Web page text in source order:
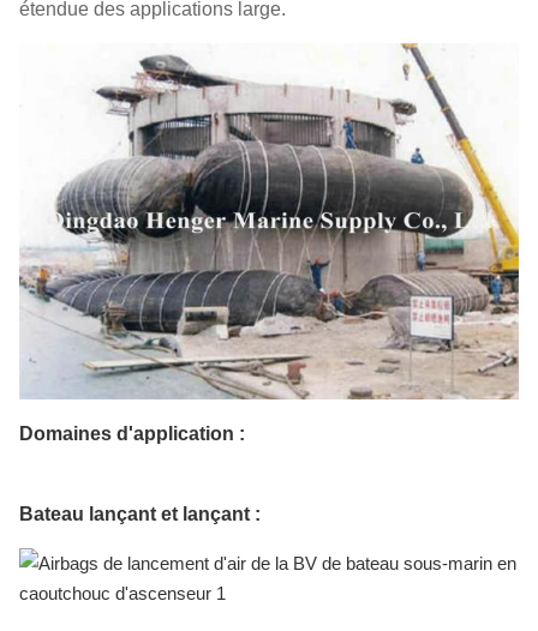
étendue des applications large.
Domaines d'application :
Bateau lançant et lançant :